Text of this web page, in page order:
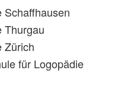
Schaffhausen
Thurgau
Zürich
für Logopädie